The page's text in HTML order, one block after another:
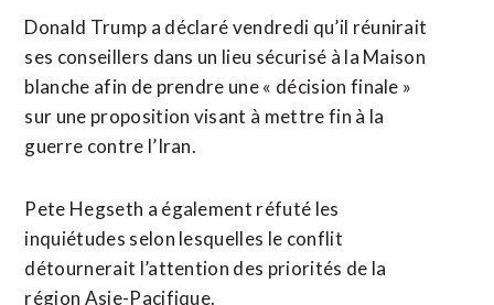
Donald Trump a déclaré vendredi qu’il réunirait
ses conseillers dans un lieu sécurisé à la Maison
blanche afin de prendre une « décision finale »
sur une proposition visant à mettre fin à la
guerre ​contre l’Iran.
Pete Hegseth a également réfuté les
inquiétudes selon lesquelles le conflit
détournerait l’attention des priorités de la
région Asie-Pacifique.